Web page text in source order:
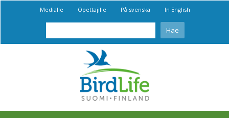
Medialle Opettajille På svenska In English